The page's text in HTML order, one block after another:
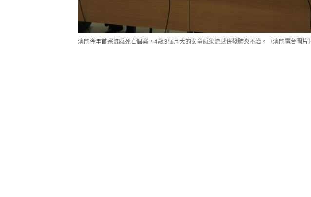
澳門今年首宗流感死亡個案，4歲3個月大的女童感染流感併發肺炎不治。（澳門電台圖片）